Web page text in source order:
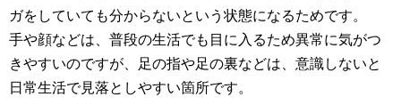
ガをしていても分からないという状態になるためです。
手や顔などは、普段の生活でも目に入るため異常に気がつ
きやすいのですが、足の指や足の裏などは、意識しないと
日常生活で見落としやすい箇所です。